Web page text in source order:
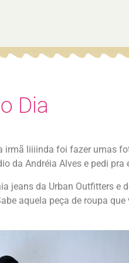
Dia
irmã liiiinda foi fazer umas
da Andréia Alves e pedi
jeans da Urban Outfitters e
aquela peça de roupa